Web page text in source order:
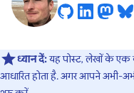
ध्यान दें:यह पोस्ट, लेखों के एक
आधारित होता है. अगर आपने अभी-